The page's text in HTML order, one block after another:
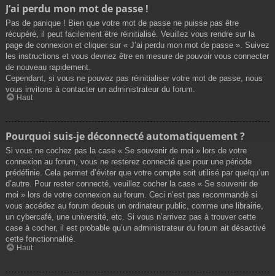
J’ai perdu mon mot de passe !
Pas de panique ! Bien que votre mot de passe ne puisse pas être
récupéré, il peut facilement être réinitialisé. Veuillez vous rendre sur la
page de connexion et cliquer sur « J’ai perdu mon mot de passe ». Suivez
les instructions et vous devriez être en mesure de pouvoir vous connecter
de nouveau rapidement.
Cependant, si vous ne pouvez pas réinitialiser votre mot de passe, nous
vous invitons à contacter un administrateur du forum.
Haut
Pourquoi suis-je déconnecté automatiquement ?
Si vous ne cochez pas la case « Se souvenir de moi » lors de votre
connexion au forum, vous ne resterez connecté que pour une période
prédéfinie. Cela permet d’éviter que votre compte soit utilisé par quelqu’un
d’autre. Pour rester connecté, veuillez cocher la case « Se souvenir de
moi » lors de votre connexion au forum. Ceci n’est pas recommandé si
vous accédez au forum depuis un ordinateur public, comme une librairie,
un cybercafé, une université, etc. Si vous n’arrivez pas à trouver cette
case à cocher, il est probable qu’un administrateur du forum ait désactivé
cette fonctionnalité.
Haut